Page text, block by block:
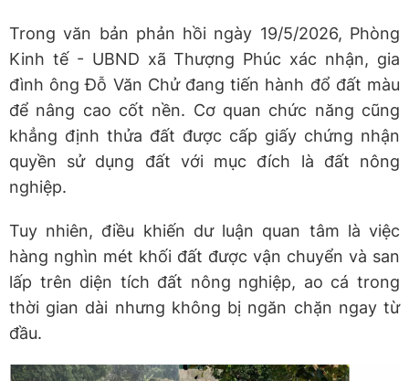
Trong văn bản phản hồi ngày 19/5/2026, Phòng
Kinh tế - UBND xã Thượng Phúc xác nhận, gia
đình ông Đỗ Văn Chử đang tiến hành đổ đất màu
để nâng cao cốt nền. Cơ quan chức năng cũng
khẳng định thửa đất được cấp giấy chứng nhận
quyền sử dụng đất với mục đích là đất nông
nghiệp.
Tuy nhiên, điều khiến dư luận quan tâm là việc
hàng nghìn mét khối đất được vận chuyển và san
lấp trên diện tích đất nông nghiệp, ao cá trong
thời gian dài nhưng không bị ngăn chặn ngay từ
đầu.